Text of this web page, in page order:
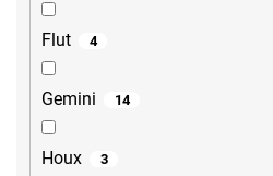
Flut 4
Gemini 14
Houx 3